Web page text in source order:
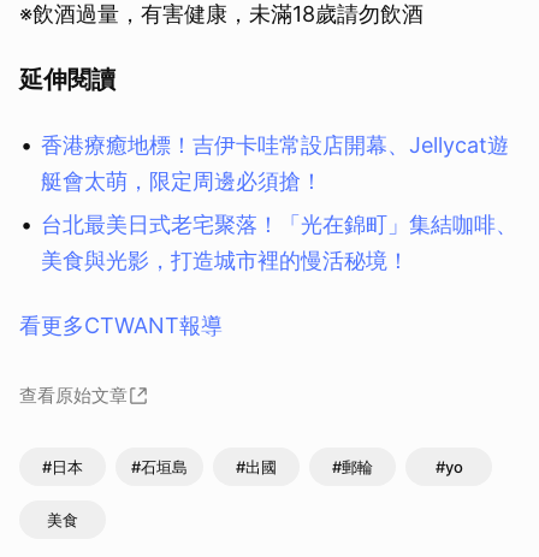
※飲酒過量，有害健康，未滿18歲請勿飲酒
延伸閱讀
香港療癒地標！吉伊卡哇常設店開幕、Jellycat遊
艇會太萌，限定周邊必須搶！
台北最美日式老宅聚落！「光在錦町」集結咖啡、
美食與光影，打造城市裡的慢活秘境！
看更多CTWANT報導
查看原始文章
#日本 #石垣島 #出國 #郵輪 #yo
美食